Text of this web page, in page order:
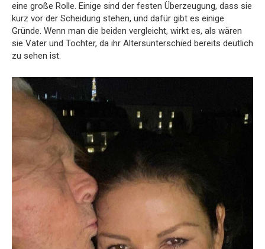
eine große Rolle. Einige sind der festen Überzeugung, dass sie
kurz vor der Scheidung stehen, und dafür gibt es einige
Gründe. Wenn man die beiden vergleicht, wirkt es, als wären
sie Vater und Tochter, da ihr Altersunterschied bereits deutlich
zu sehen ist.